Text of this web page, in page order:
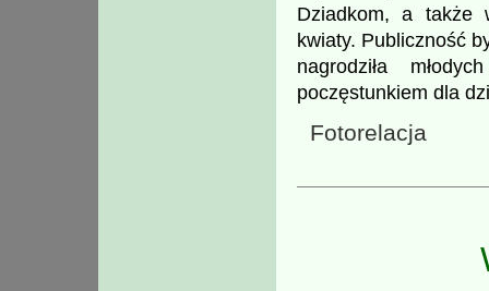
Dziadkom, a także
kwiaty. Publiczność
nagrodziła
poczęstunkiem dla
Fotorelacja